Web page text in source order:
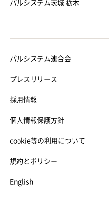
パルシステム茨城 栃木
パルシステム連合会
プレスリリース
採用情報
個人情報保護方針
cookie等の利用について
規約とポリシー
English